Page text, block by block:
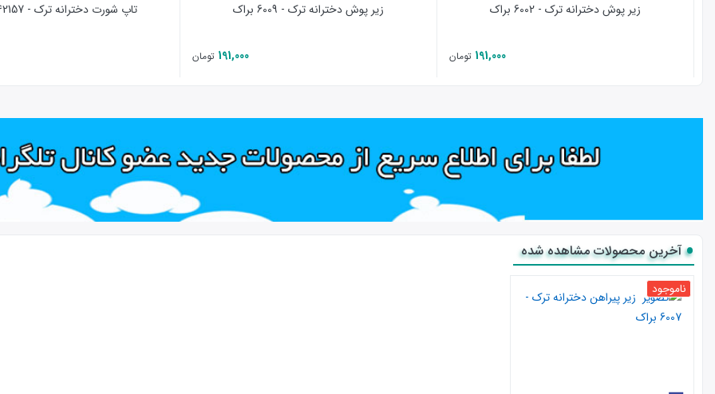
زیر پوش دخترانه ترک - 6002 براک
191,000 تومان
زیر پوش دخترانه ترک - 6009 براک
191,000 تومان
تاپ شورت دخترانه ترک - 42157 اوزکان
آخرین محصولات مشاهده شده
ناموجود